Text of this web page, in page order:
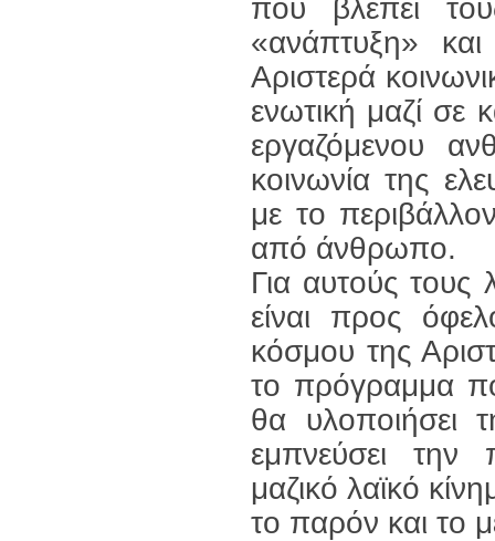
που βλέπει
«ανάπτυξη»
Αριστερά
ενωτική μαζί σε
εργαζόμενου
κοινωνία της
με το
από άνθρωπο.
Για αυτούς
είναι προς
κόσμου της
το πρόγραμμα
θα υλοποιήσει
εμπνεύσει
μαζικό λαϊκό
το παρόν και το